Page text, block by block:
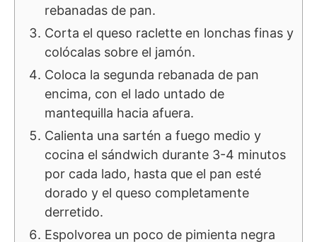
rebanadas de pan.
Corta el queso raclette en lonchas finas y
colócalas sobre el jamón.
Coloca la segunda rebanada de pan
encima, con el lado untado de
mantequilla hacia afuera.
Calienta una sartén a fuego medio y
cocina el sándwich durante 3-4 minutos
por cada lado, hasta que el pan esté
dorado y el queso completamente
derretido.
Espolvorea un poco de pimienta negra